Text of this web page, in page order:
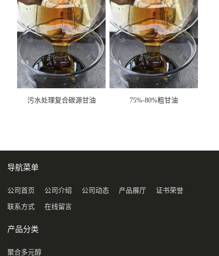
污水处理复合碳源甘油
75%-80%粗甘油
导航菜单
公司首页 公司介绍 公司动态 产品展厅 证书荣誉
联系方式 在线留言
产品分类
聚合多元醇